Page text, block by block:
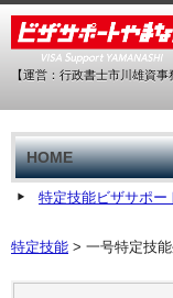
【運営：行政書士市川雄資
HOME
特定技能ビザサポー
特定技能 > 一号特定技